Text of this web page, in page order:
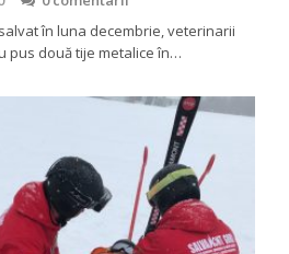
în luna decembrie, veterinarii
pus două tije metalice în…